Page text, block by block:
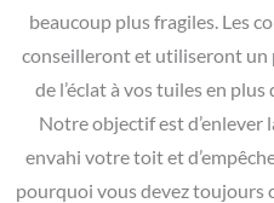
beaucoup plus fragiles. Les
conseilleront et utiliseront un
de l’éclat à vos tuiles en
Notre objectif est d’enlever
envahi votre toit et
pourquoi vous devez toujours